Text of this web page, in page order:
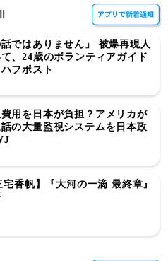
話ではありません」 被爆再現人
、24歳のボランティアガイド
フポスト
用を日本が負担？アメリカが
の大量監視システムを日本政
宅香帆】『大河の一滴 最終章』